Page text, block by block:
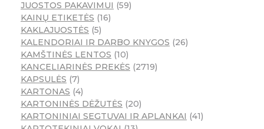
JUOSTOS PAKAVIMUI
59
KAINŲ ETIKETĖS 16
KAKLAJUOSTĖS 5
KALENDORIAI IR DARBO KNYGOS
26
KAMŠTINĖS LENTOS 10
KANCELIARINĖS PREKĖS
2719
KAPSULĖS 7
KARTONAS 4
KARTONINĖS DĖŽUTĖS
20
KARTONINIAI SEGTUVAI IR APLANKAI
41